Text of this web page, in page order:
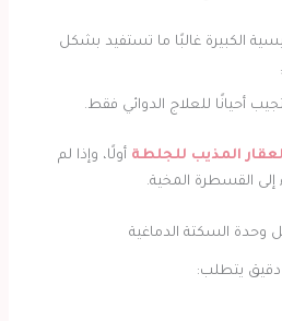
الكبيرة غالبًا ما تستفيد بشكل
أحيانًا للعلاج الدوائي فقط.
المذيب للجلطة أولًا، وإذا لم
القسطرة المخية.
وحدة السكتة الدماغية
دقيق يتطلب: